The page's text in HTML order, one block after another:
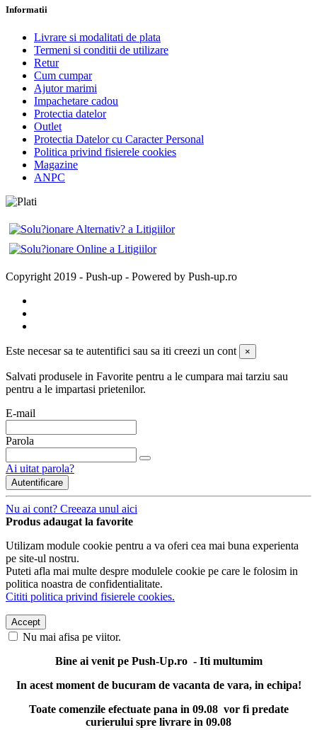
Informatii
Livrare si modalitati de plata
Termeni si conditii de utilizare
Retur
Cum cumpar
Ajutor marimi
Impachetare cadou
Protectia datelor
Outlet
Protectia Datelor cu Caracter Personal
Politica privind fisierele cookies
Magazine
ANPC
Copyright 2019 - Push-up - Powered by Push-up.ro
Este necesar sa te autentifici sau sa iti creezi un cont ×
Salvati produsele in Favorite pentru a le cumpara mai tarziu sau
pentru a le impartasi prietenilor.
E-mail
Parola
Ai uitat parola?
Autentificare
Nu ai cont? Creeaza unul aici
Produs adaugat la favorite
Utilizam module cookie pentru a va oferi cea mai buna experienta
pe site-ul nostru.
Puteti afla mai multe despre modulele cookie pe care le folosim in
politica noastra de confidentialitate.
Cititi politica privind fisierele cookies.
Accept
Nu mai afisa pe viitor.
Bine ai venit pe Push-Up.ro - Iti multumim
In acest moment de bucuram de vacanta de vara, in echipa!
Toate comenzile efectuate pana in 09.08 vor fi predate
curierului spre livrare in 09.08